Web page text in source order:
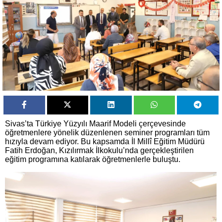
Sivas’ta Türkiye Yüzyılı Maarif Modeli çerçevesinde
öğretmenlere yönelik düzenlenen seminer programları tüm
hızıyla devam ediyor. Bu kapsamda İl Millî Eğitim Müdürü
Fatih Erdoğan, Kızılırmak İlkokulu’nda gerçekleştirilen
eğitim programına katılarak öğretmenlerle buluştu.